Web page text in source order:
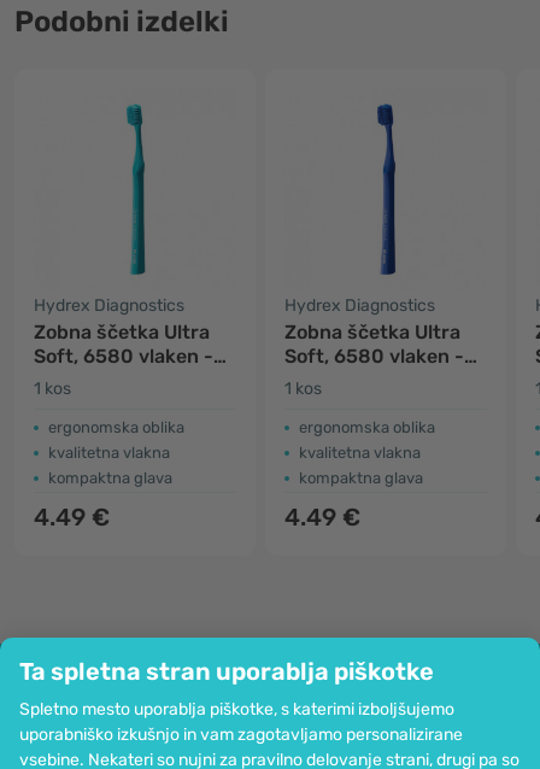
Ta spletna stran uporablja piškotke
Spletno mesto uporablja piškotke, s katerimi izboljšujemo
uporabniško izkušnjo in vam zagotavljamo personalizirane
vsebine. Nekateri so nujni za pravilno delovanje strani, drugi pa so
Podobni izdelki
Hydrex Diagnostics
Zobna ščetka Ultra
Soft, 6580 vlaken -
mint
1 kos
ergonomska oblika
kvalitetna vlakna
kompaktna glava
4.49 €
Hydrex Diagnostics
Zobna ščetka Ultra
Soft, 6580 vlaken -
modra
1 kos
ergonomska oblika
kvalitetna vlakna
kompaktna glava
4.49 €
Podjetje
Informacije
Pridružite se nam